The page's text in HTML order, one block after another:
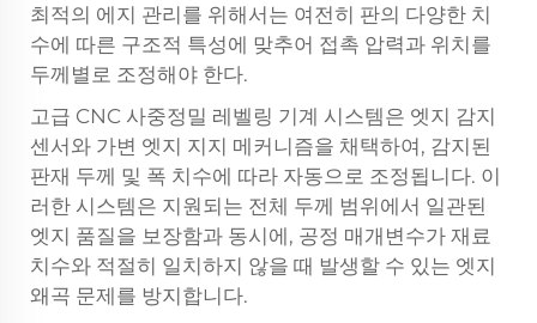
최적의 에지 관리를 위해서는 여전히 판의 다양한 치
수에 따른 구조적 특성에 맞추어 접촉 압력과 위치를
두께별로 조정해야 한다.
고급 CNC 사중정밀 레벨링 기계 시스템은 엣지 감지
센서와 가변 엣지 지지 메커니즘을 채택하여, 감지된
판재 두께 및 폭 치수에 따라 자동으로 조정됩니다. 이
러한 시스템은 지원되는 전체 두께 범위에서 일관된
엣지 품질을 보장함과 동시에, 공정 매개변수가 재료
치수와 적절히 일치하지 않을 때 발생할 수 있는 엣지
왜곡 문제를 방지합니다.